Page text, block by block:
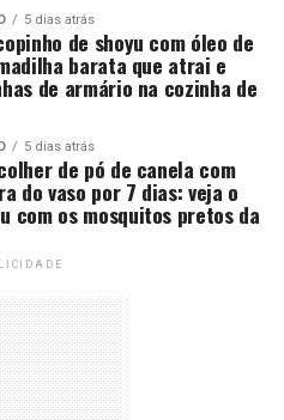
5 dias atrás
de shoyu com óleo de
barata que atrai e
de armário na cozinha de
5 dias atrás
de pó de canela com
do vaso por 7 dias: veja o
com os mosquitos pretos da